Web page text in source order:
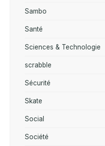
Sambo
Santé
Sciences & Technologie
scrabble
Sécurité
Skate
Social
Société